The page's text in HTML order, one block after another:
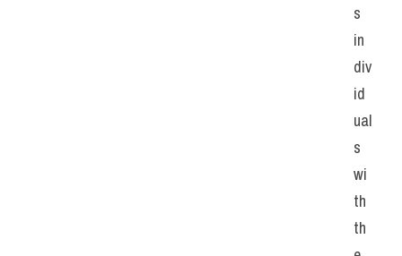
s
in
div
id
ual
s
wi
th
th